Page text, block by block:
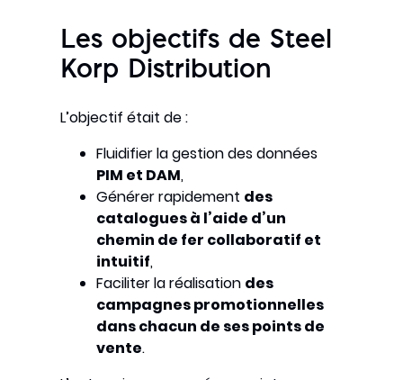
Les objectifs de Steel
Korp Distribution
L’objectif était de :
Fluidifier la gestion des données
PIM et DAM,
Générer rapidement des
catalogues à l’aide d’un
chemin de fer collaboratif et
intuitif,
Faciliter la réalisation des
campagnes promotionnelles
dans chacun de ses points de
vente.